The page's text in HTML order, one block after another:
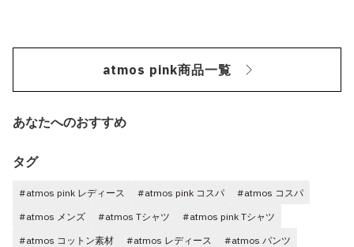
atmos pink商品一覧
あなたへのおすすめ
タグ
#atmos pink レディース #atmos pink コスパ
#atmos コスパ
#atmos メンズ
#atmos Tシャツ
#atmos pink Tシャツ
#atmos コットン素材
#atmos レディース
#atmos パンツ